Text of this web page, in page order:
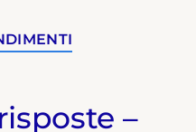
–